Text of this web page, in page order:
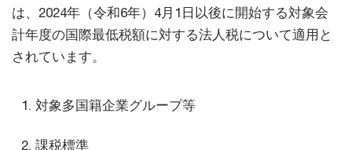
は、2024年（令和6年）4月1日以後に開始する対象会
計年度の国際最低税額に対する法人税について適用と
されています。
対象多国籍企業グループ等
課税標準